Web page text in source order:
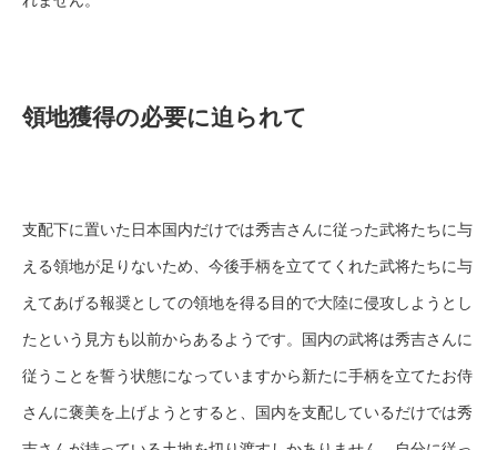
領地獲得の必要に迫られて
支配下に置いた日本国内だけでは秀吉さんに従った武将たちに与
える領地が足りないため、今後手柄を立ててくれた武将たちに与
えてあげる報奨としての領地を得る目的で大陸に侵攻しようとし
たという見方も以前からあるようです。国内の武将は秀吉さんに
従うことを誓う状態になっていますから新たに手柄を立てたお侍
さんに褒美を上げようとすると、国内を支配しているだけでは秀